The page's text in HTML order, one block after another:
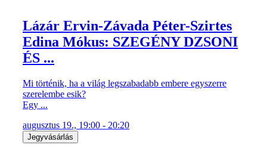
Lázár Ervin-Závada Péter-Szirtes
Edina Mókus: SZEGÉNY DZSONI
ÉS ...
Mi történik, ha a világ legszabadabb embere egyszerre
szerelembe esik?
Egy ...
augusztus 19., 19:00 - 20:20
Jegyvásárlás